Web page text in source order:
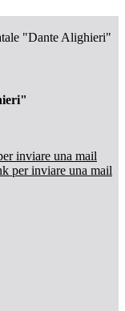
"Dante Alighieri"
inviare una mail
per inviare una mail